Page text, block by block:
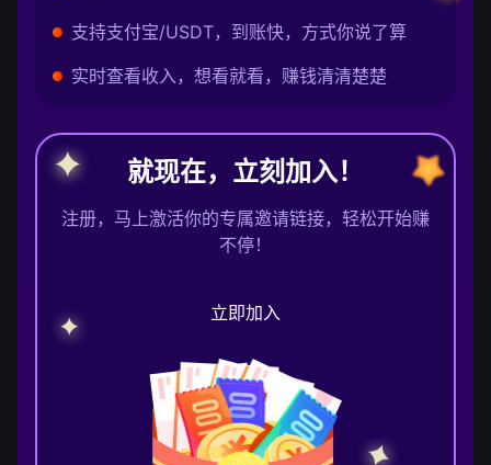
支持支付宝/USDT，到账快，方式你说了算
实时查看收入，想看就看，赚钱清清楚楚
就现在，立刻加入！
注册，马上激活你的专属邀请链接，轻松开始赚
不停！
立即加入